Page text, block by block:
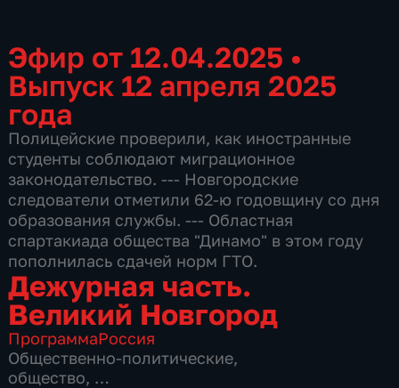
Эфир от 12.04.2025 •
Выпуск 12 апреля 2025
года
Полицейские проверили, как иностранные
студенты соблюдают миграционное
законодательство. --- Новгородские
следователи отметили 62-ю годовщину со дня
образования службы. --- Областная
спартакиада общества "Динамо" в этом году
пополнилась сдачей норм ГТО.
Дежурная часть.
Великий Новгород
ПрограммаРоссия
Общественно-политические,
общество,